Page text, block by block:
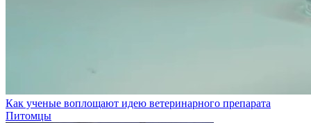
Как ученые воплощают идею ветеринарного препарата
Питомцы